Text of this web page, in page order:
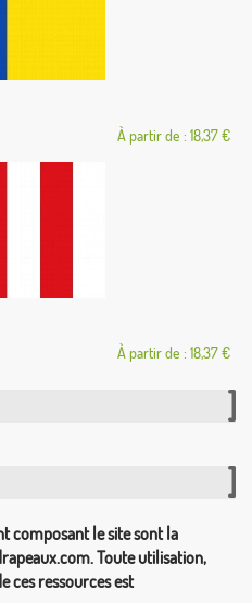
À partir de : 18,37 €
À partir de : 18,37 €
composant le site sont la
Toute utilisation,
ces ressources est